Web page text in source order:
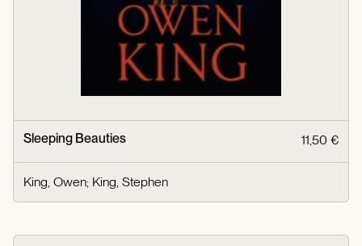
Sleeping Beauties 11,50 €
King, Owen; King, Stephen